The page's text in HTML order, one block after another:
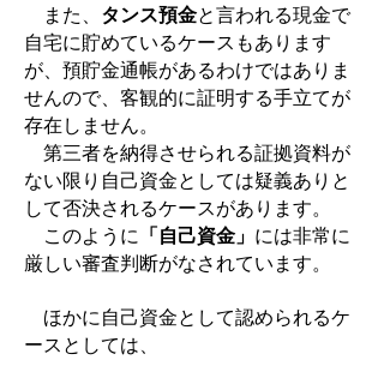
また、 タンス預金と言われる現金で
自宅に貯めているケースもあります
が、預貯金通帳があるわけではありま
せんので、客観的に証明する手立てが
存在しません。
第三者を納得させられる証拠資料が
ない限り自己資金としては疑義ありと
して否決されるケースがあります。
このように 「自己資金」 には非常に
厳しい審査判断がなされています。
ほかに自己資金として認められるケ
ースとしては、